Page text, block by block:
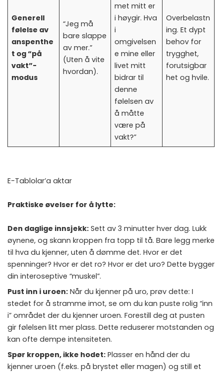
Generell
følelse av
anspenthe
t og “på
vakt”-
modus
“Jeg må
bare slappe
av mer.”
(Uten å vite
hvordan).
met mitt er
i høygir. Hva
i
omgivelsen
e mine eller
livet mitt
bidrar til
denne
følelsen av
å måtte
være på
vakt?”
Overbelastn
ing. Et dypt
behov for
trygghet,
forutsigbar
het og hvile.
E-Tablolar’a aktar
Praktiske øvelser for å lytte:
Den daglige innsjekk: Sett av 3 minutter hver dag. Lukk
øynene, og skann kroppen fra topp til tå. Bare legg merke
til hva du kjenner, uten å dømme det. Hvor er det
spenninger? Hvor er det ro? Hvor er det uro? Dette bygger
din interoseptive “muskel”.
Pust inn i uroen: Når du kjenner på uro, prøv dette: I
stedet for å stramme imot, se om du kan puste rolig “inn
i” området der du kjenner uroen. Forestill deg at pusten
gir følelsen litt mer plass. Dette reduserer motstanden og
kan ofte dempe intensiteten.
Spør kroppen, ikke hodet: Plasser en hånd der du
kjenner uroen (f.eks. på brystet eller magen) og still et